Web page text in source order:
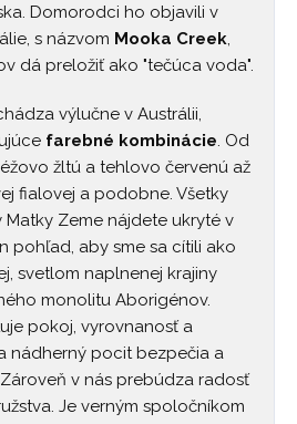
Domorodci ho objavili v
s názvom Mooka Creek,
dá preložiť ako "tečúca voda".
výlučne v Austrálii,
farebné kombinácie. Od
žltú a tehlovo červenú až
fialovej a podobne. Všetky
Zeme nájdete ukryté v
pohľad, aby sme sa cítili ako
svetlom naplnenej krajiny
monolitu Aborigénov.
pokoj, vyrovnanosť a
nádherný pocit bezpečia a
v nás prebúdza radosť
Je verným spoločníkom